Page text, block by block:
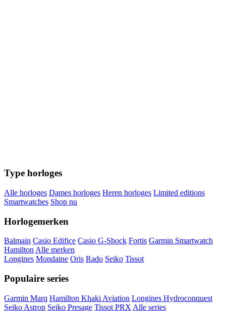
Type horloges
Alle horloges Dames horloges Heren horloges Limited editions
Smartwatches Shop nu
Horlogemerken
Balmain Casio Edifice Casio G-Shock Fortis Garmin Smartwatch
Hamilton Alle merken
Longines Mondaine Oris Rado Seiko Tissot
Populaire series
Garmin Marq Hamilton Khaki Aviation Longines Hydroconquest
Seiko Astron Seiko Presage Tissot PRX Alle series